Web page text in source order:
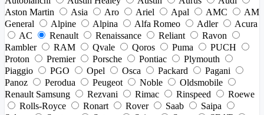
Aston Martin
Asia Aro Ariel Apal AMC
AM
General
Alpine Alpina Alfa Romeo Adler
Acura
AC
Renault Renaissance Reliant
Ravon
Rambler
RAM Qvale Qoros Puma
PUCH
Proton
Premier Porsche Pontiac
Plymouth
Piaggio
PGO Opel Osca Packard
Pagani
Panoz
Perodua Peugeot Noble
Oldsmobile
Renault Samsung
Rezvani Rimac Rinspeed
Roewe
Rolls-Royce
Ronart Rover Saab
Saipa